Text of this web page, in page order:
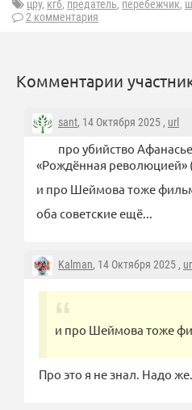
цру, кгб, предатель, перебежчик,
2 комментария
Комментарии
sant, 14 Октября 2025 , url
про убийство
«Рождённая революцией»
и про Шеймова тоже
оба советские ещё...
Kalman, 14 Октября 2025 , url
и про Шеймова тоже
Про это я не знал. Надо